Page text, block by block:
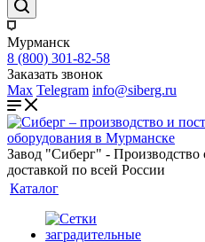
Мурманск
8 (800) 301-82-58
Заказать звонок
Max Telegram info@siberg.ru
Завод "Сиберг" - Производство
доставкой по всей России
Каталог